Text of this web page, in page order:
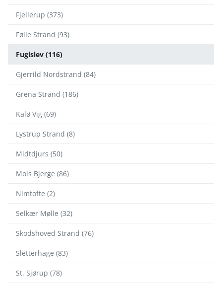
Fjellerup (373)
Følle Strand (93)
Fuglslev (116)
Gjerrild Nordstrand (84)
Grena Strand (186)
Kalø Vig (69)
Lystrup Strand (8)
Midtdjurs (50)
Mols Bjerge (86)
Nimtofte (2)
Selkær Mølle (32)
Skodshoved Strand (76)
Sletterhage (83)
St. Sjørup (78)